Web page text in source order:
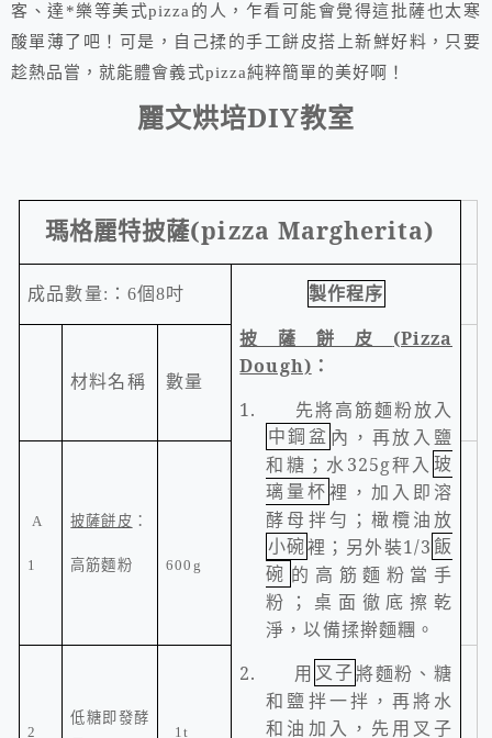
客、達*樂等美式pizza的人，乍看可能會覺得這批薩也太寒
酸單薄了吧！可是，自己揉的手工餅皮搭上新鮮好料，只要
趁熱品嘗，就能體會義式pizza純粹簡單的美好啊！
麗文烘培DIY教室
瑪格麗特披薩(pizza Margherita)
成品數量: ： 6個 8吋
製作程序
披薩餅皮 (Pizza
Dough) ：
1.
先將高筋麵粉放入
中鋼盆 內，再放入鹽
和糖；水325g秤入 玻
璃量杯 裡，加入即溶
酵母拌勻；橄欖油放
小碗裡；另外裝1/3飯
碗 的高筋麵粉當手
粉；桌面徹底擦乾
淨，以備揉擀麵糰。
2.
用叉子將麵粉、糖
和鹽拌一拌，再將水
和油加入，先用叉子
材料名稱 數量
A
1
披薩餅皮 ：
高筋麵粉 600g
2
低糖即發酵
1t